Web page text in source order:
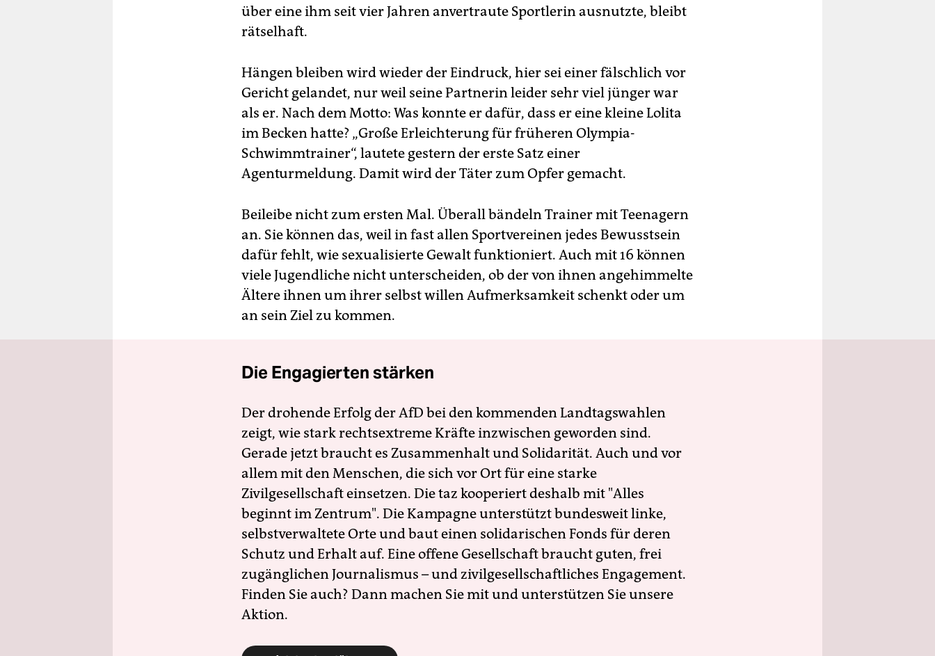
über eine ihm seit vier Jahren anvertraute Sportlerin ausnutzte, bleibt
rätselhaft.
Hängen bleiben wird wieder der Eindruck, hier sei einer fälschlich vor
Gericht gelandet, nur weil seine Partnerin leider sehr viel jünger war
als er. Nach dem Motto: Was konnte er dafür, dass er eine kleine Lolita
im Becken hatte? „Große Erleichterung für früheren Olympia-
Schwimmtrainer“, lautete gestern der erste Satz einer
Agenturmeldung. Damit wird der Täter zum Opfer gemacht.
Beileibe nicht zum ersten Mal. Überall bändeln Trainer mit Teenagern
an. Sie können das, weil in fast allen Sportvereinen jedes Bewusstsein
dafür fehlt, wie sexualisierte Gewalt funktioniert. Auch mit 16 können
viele Jugendliche nicht unterscheiden, ob der von ihnen angehimmelte
Ältere ihnen um ihrer selbst willen Aufmerksamkeit schenkt oder um
an sein Ziel zu kommen.
Die Engagierten stärken
Der drohende Erfolg der AfD bei den kommenden Landtagswahlen
zeigt, wie stark rechtsextreme Kräfte inzwischen geworden sind.
Gerade jetzt braucht es Zusammenhalt und Solidarität. Auch und vor
allem mit den Menschen, die sich vor Ort für eine starke
Zivilgesellschaft einsetzen. Die taz kooperiert deshalb mit "Alles
beginnt im Zentrum". Die Kampagne unterstützt bundesweit linke,
selbstverwaltete Orte und baut einen solidarischen Fonds für deren
Schutz und Erhalt auf. Eine offene Gesellschaft braucht guten, frei
zugänglichen Journalismus – und zivilgesellschaftliches Engagement.
Finden Sie auch? Dann machen Sie mit und unterstützen Sie unsere
Aktion.